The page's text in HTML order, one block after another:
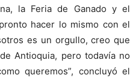
la Feria de Ganado y el
hacer lo mismo con el
es un orgullo, creo que
Antioquia, pero todavía no
queremos”, concluyó el